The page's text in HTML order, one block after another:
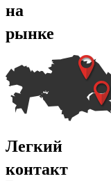
на
рынке
Легкий
контакт